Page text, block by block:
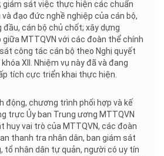
giám sát việc thực hiện các chuẩn
đạo đức nghề nghiệp của cán bộ,
cán bộ chủ chốt; xây dựng
MTTQVN với các đoàn thể chính
công tác cán bộ theo Nghị quyết
XII. Nhiệm vụ này đã và đang
tích cực triển khai thực hiện.
động, chương trình phối hợp và kế
trực Ủy ban Trung ương MTTQVN
huy vai trò của MTTQVN, các đoàn
thanh tra nhân dân, ban giám sát
tổ nhân dân tự quản, người có uy tín